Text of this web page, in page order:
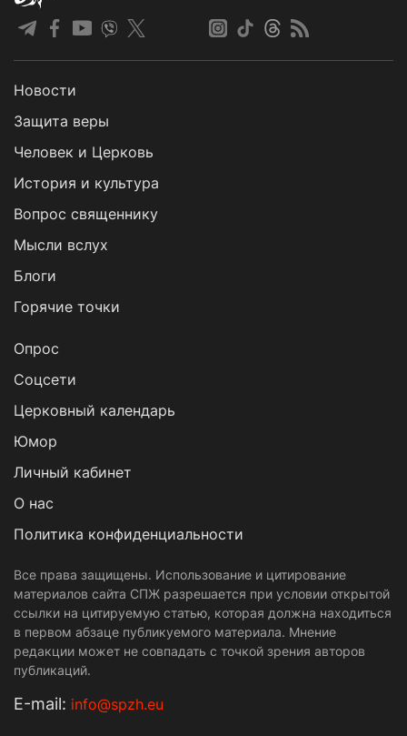
Новости
Защита веры
Человек и Церковь
История и культура
Вопрос священнику
Мысли вслух
Блоги
Горячие точки
Опрос
Cоцсети
Церковный календарь
Юмор
Личный кабинет
О нас
Политика конфиденциальности
Все права защищены. Использование и цитирование
материалов сайта СПЖ разрешается при условии открытой
ссылки на цитируемую статью, которая должна находиться
в первом абзаце публикуемого материала. Мнение
редакции может не совпадать с точкой зрения авторов
публикаций.
Е-mail: info@spzh.eu